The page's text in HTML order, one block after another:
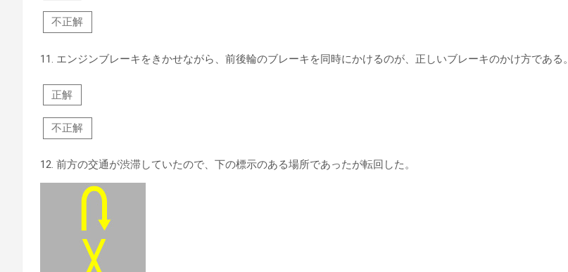
不正解
11. エンジンブレーキをきかせながら、前後輪のブレーキを同時にかけるのが、正しいブレーキのかけ方である。
正解
不正解
12. 前方の交通が渋滞していたので、下の標示のある場所であったが転回した。